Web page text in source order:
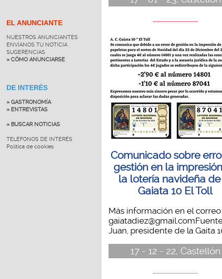
EL ANUNCIANTE
NUESTROS ANUNCIANTES
ENVÍANOS TU NOTICIA
SUGERENCIAS
» CÓMO ANUNCIARSE
DE INTERÉS
» GASTRONOMÍA
» ENTREVISTAS
» BUSCAR NOTICIAS
TELÉFONOS DE INTERÉS
Política de cookies
Comunicado sobre
gestión en la
la lotería navideña
Gaiata 10 El Toll
Más información en el correo
Juan, presidente de la Gaita
17 - 12 - 22, Castellón